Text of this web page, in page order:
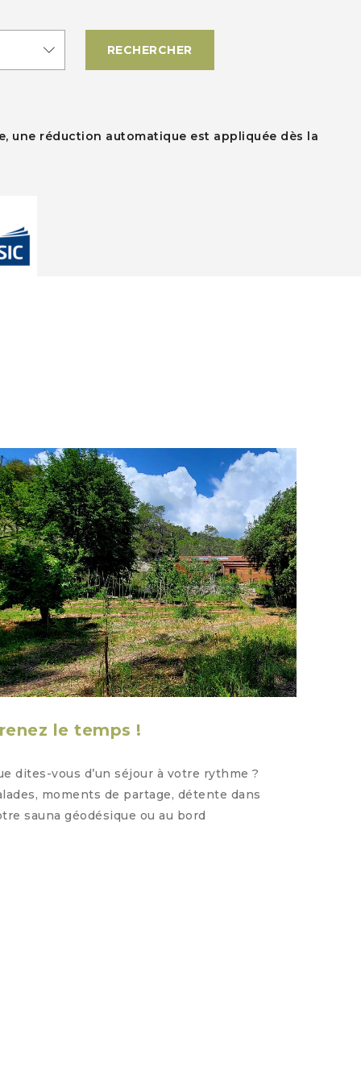
une réduction automatique est appliquée dès la
le temps !
dites-vous d’un séjour à votre rythme ?
moments de partage, détente dans
sauna géodésique ou au bord